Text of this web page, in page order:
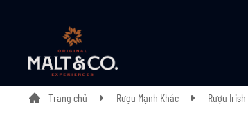
Trang chủ Rượu Mạnh Khác Rượu Irish